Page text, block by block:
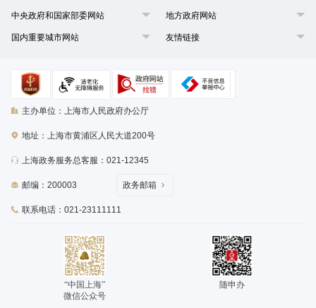
中央政府和国家部委网站 地方政府网站
国内重要城市网站 友情链接
主办单位：上海市人民政府办公厅
地址：上海市黄浦区人民大道200号
上海政务服务总客服：021-12345
邮编：200003
联系电话：021-23111111
政务邮箱
“中国上海”
微信公众号
随申办